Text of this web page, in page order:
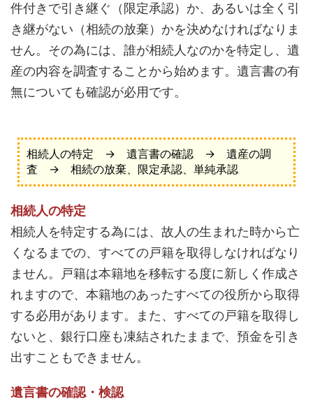
件付きで引き継ぐ（限定承認）か、あるいは全く引
き継がない（相続の放棄）かを決めなければなりま
せん。その為には、誰が相続人なのかを特定し、遺
産の内容を調査することから始めます。遺言書の有
無についても確認が必用です。
相続人の特定 → 遺言書の確認 → 遺産の調
査 → 相続の放棄、限定承認、単純承認
相続人の特定
相続人を特定する為には、故人の生まれた時から亡
くなるまでの、すべての戸籍を取得しなければなり
ません。戸籍は本籍地を移転する度に新しく作成さ
れますので、本籍地のあったすべての役所から取得
する必用があります。また、すべての戸籍を取得し
ないと、銀行口座も凍結されたままで、預金を引き
出すこともできません。
遺言書の確認・検認